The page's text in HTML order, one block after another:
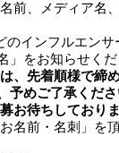
前、メディア名
のインフルエン
」をお知らせくだ
、先着順様で締
予めご了承くださ
待ちしておりま
名前・名刺」を